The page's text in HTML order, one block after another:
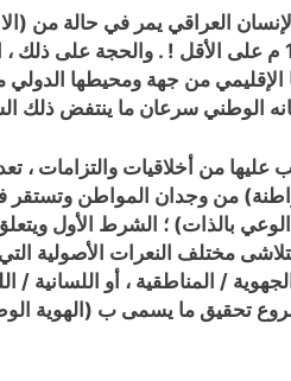
العراقي يمر في حالة من
مغمور بذلك الشعور لحد التخمة على مدى العقود التي أعقبت تأسيس الدولة
من جهة ومحيطها
الوطني سرعان ما ينتفض ذلك
عليها من أخلاقيات والتزامات
من وجدان المواطن
الوعي بالذات) ؛ الشرط الأول
مختلف النعرات الأصولية
/ المناطقية ، أو اللسانية
تحقيق ما يسمى ب (الهوية